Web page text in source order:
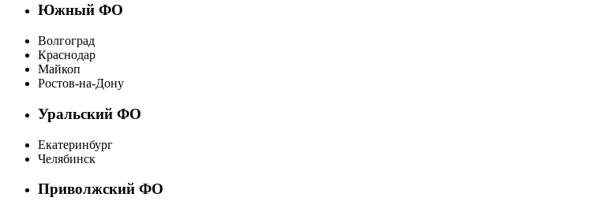
Южный ФО
Волгоград
Краснодар
Майкоп
Ростов-на-Дону
Уральский ФО
Екатеринбург
Челябинск
Приволжский ФО